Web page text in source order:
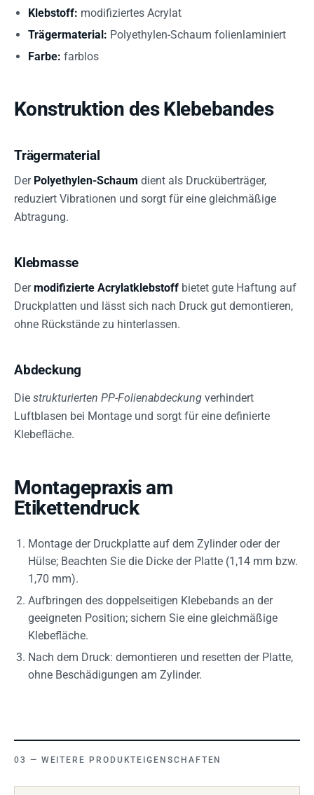
Klebstoff: modifiziertes Acrylat
Trägermaterial: Polyethylen-Schaum folienlaminiert
Farbe: farblos
Konstruktion des Klebebandes
Trägermaterial
Der Polyethylen-Schaum dient als Drucküberträger,
reduziert Vibrationen und sorgt für eine gleichmäßige
Abtragung.
Klebmasse
Dermodifizierte Acrylatklebstoff bietet gute Haftung auf
Druckplatten und lässt sich nach Druck gut demontieren,
ohne Rückstände zu hinterlassen.
Abdeckung
Die strukturierten PP-Folienabdeckung verhindert
Luftblasen bei Montage und sorgt für eine definierte
Klebefläche.
Montagepraxis am
Etikettendruck
Montage der Druckplatte auf dem Zylinder oder der
Hülse; Beachten Sie die Dicke der Platte (1,14 mm bzw.
1,70 mm).
Aufbringen des doppelseitigen Klebebands an der
geeigneten Position; sichern Sie eine gleichmäßige
Klebefläche.
Nach dem Druck: demontieren und resetten der Platte,
ohne Beschädigungen am Zylinder.
WEITERE PRODUKTEIGENSCHAFTEN